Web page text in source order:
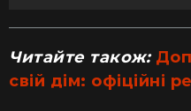
Читайте також:
свій дім: офіційні